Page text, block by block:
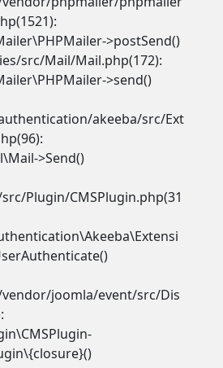
>postSend()
src/Mail/Mail.php(172):
>send()
akeeba/src/Ext
>Send()
Plugin/CMSPlugin.php(31
joomla/event/src/Dis